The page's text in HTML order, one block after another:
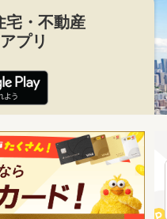
宅・不動産
アプリ